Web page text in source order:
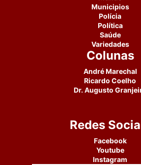
Municipios
Polícia
Política
Saúde
Variedades
Colunas
André Marechal
Ricardo Coelho
Dr. Augusto
Redes
Facebook
Youtube
Instagram